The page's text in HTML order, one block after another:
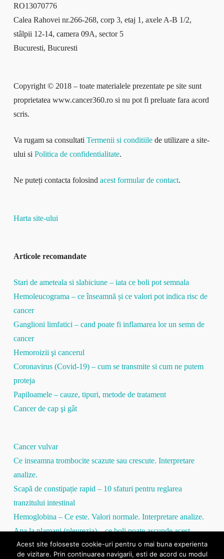
RO13070776
Calea Rahovei nr.266-268, corp 3, etaj 1, axele A-B 1/2,
stâlpii 12-14, camera 09A, sector 5
Bucuresti, Bucuresti
Copyright © 2018 – toate materialele prezentate pe site sunt
proprietatea www.cancer360.ro si nu pot fi preluate fara acord
scris.
Va rugam sa consultati Termenii si conditiilede utilizare a site-
ului si Politica de confidentialitate.
Ne puteți contacta folosind acest formular de contact.
Harta site-ului
Articole recomandate
Stari de ameteala si slabiciune – iata ce boli pot semnala
Hemoleucograma – ce înseamnă și ce valori pot indica risc de
cancer
Ganglioni limfatici – cand poate fi inflamarea lor un semn de
cancer
Hemoroizii şi cancerul
Coronavirus (Covid-19) – cum se transmite si cum ne putem
proteja
Papiloamele – cauze, tipuri, metode de tratament
Cancer de cap şi gât
Cancer vulvar
Ce inseamna trombocite scazute sau crescute. Interpretare
analize.
Scapă de constipație rapid – 10 sfaturi pentru reglarea
tranzitului intestinal
Hemoglobina – Ce este. Valori normale. Interpretare analize.
Apa la plamani (pleurezia) – ce boli poate ascunde acest
simptom
Acest site foloseste cookie-uri pentru o mai buna experienta
de vizitare. Prin continuarea navigarii, esti de acord cu modul